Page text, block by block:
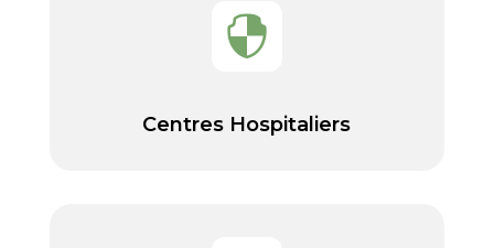

Centres Hospitaliers